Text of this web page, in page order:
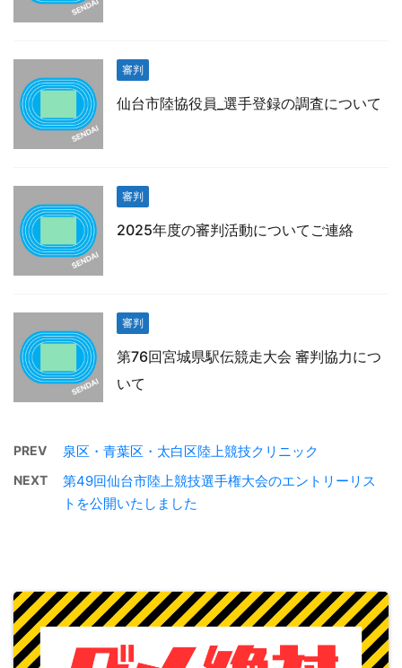
審判
仙台市陸協役員_選手登録の調査について
審判
2025年度の審判活動についてご連絡
審判
第76回宮城県駅伝競走大会 審判協力につ
いて
PREV 泉区・青葉区・太白区陸上競技クリニック
NEXT
第49回仙台市陸上競技選手権大会のエントリーリス
トを公開いたしました